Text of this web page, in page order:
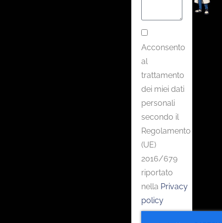
Acconsento
al
trattamento
dei miei dati
personali
secondo il
Regolamento
(UE)
2016/679
riportato
nella Privacy
policy